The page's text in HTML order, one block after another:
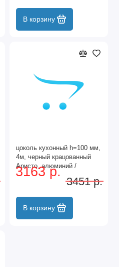
В корзину
цоколь кухонный h=100 мм,
4м, черный крацованный
Аристо, алюминий /
GA0842.VP410.BKBAN.CJ
3163 р.
3451 р.
В корзину